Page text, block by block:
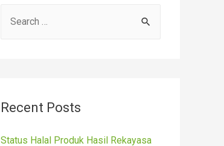
h
Recent Posts
Status Halal Produk Hasil Rekayasa